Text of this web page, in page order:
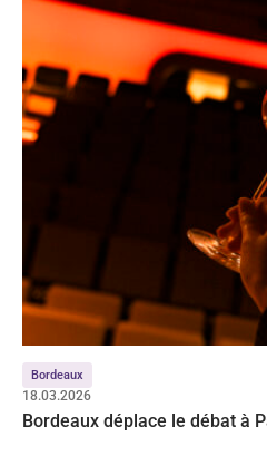
Bordeaux
18.03.2026
Bordeaux déplace le débat à